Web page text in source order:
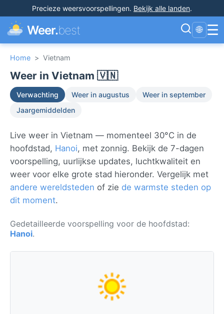
Precieze weersvoorspellingen. Bekijk alle landen.
Weer.best 🌐 ☰
Home > Vietnam
Weer in Vietnam 🇻🇳
Verwachting Weer in augustus
Weer in september
Jaargemiddelden
Live weer in Vietnam — momenteel 30°C in de
hoofdstad, Hanoi, met zonnig. Bekijk de 7-dagen
voorspelling, uurlijkse updates, luchtkwaliteit en
weer voor elke grote stad hieronder. Vergelijk met
andere wereldsteden of zie de warmste steden op
dit moment.
Gedetailleerde voorspelling voor de hoofdstad:
Hanoi.